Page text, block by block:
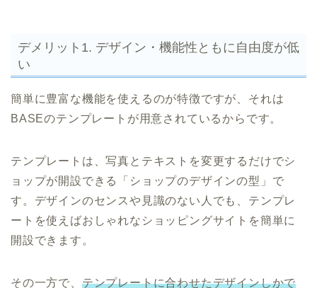
デメリット1. デザイン・機能性ともに自由度が低
い
簡単に豊富な機能を使えるのが特徴ですが、それは
BASEのテンプレートが用意されているからです。
テンプレートは、写真とテキストを変更するだけでシ
ョップが開設できる「ショップのデザインの型」で
す。デザインのセンスや見識のない人でも、テンプレ
ートを使えばおしゃれなショッピングサイトを簡単に
開設できます。
その一方で、 テンプレートに合わせたデザインしかで